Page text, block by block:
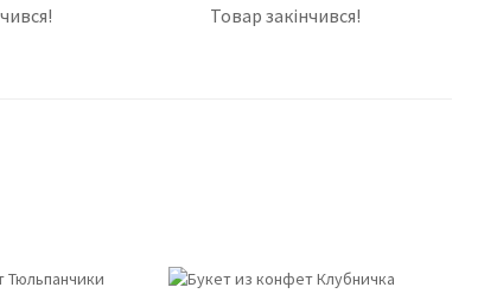
Товар закінчився!